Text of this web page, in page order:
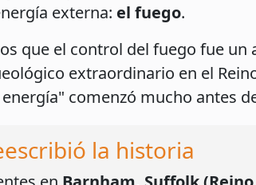
externa: el fuego.
que el control del fuego fue un
extraordinario en el
comenzó mucho antes
la historia